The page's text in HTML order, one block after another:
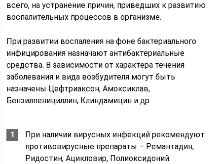
всего, на устранение причин, приведших к развитию
воспалительных процессов в организме.
При развитии воспаления на фоне бактериального
инфицирования назначают антибактериальные
средства. В зависимости от характера течения
заболевания и вида возбудителя могут быть
назначены Цефтриаксон, Амоксиклав,
Бензилпенициллин, Клиндамицин и др.
При наличии вирусных инфекций рекомендуют
противовирусные препараты – Ремантадин,
Ридостин, Ацикловир, Полиоксидоний.